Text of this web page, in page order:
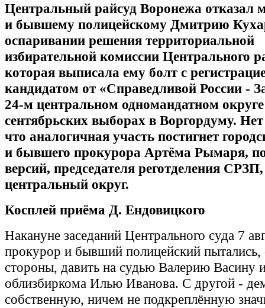
Центральный райсуд Воронежа отказал
и бывшему полицейскому Дмитрию
оспаривании решения территориальной
избирательной комиссии Центрального
которая выписала ему болт с
кандидатом от «Справедливой России -
24-м центральном одномандатном
сентябрьских выборах в Воргордуму.
что аналогичная участь постигнет
и бывшего прокурора Артёма Рымаря,
версий, председателя реготделения
центральный округ.
Косплей приёма Д. Ендовицкого
Накануне заседаний Центрального суда 7
прокурор и бывший полицейский пытались,
стороны, давить на судью Валерию Васину
облизбиркома Илью Иванова. С другой -
собственную, ничем не подкреплённую